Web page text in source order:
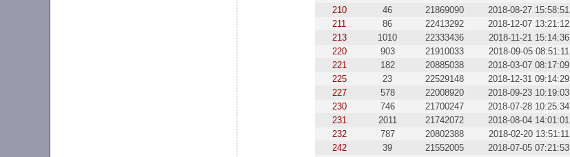
210
46 21869090 2018-08-27 15:58:51
211
86 22413292 2018-12-07 13:21:12
213
1010 22333436 2018-11-21 15:14:36
220
903 21910033 2018-09-05 08:51:11
221
182 20885038 2018-03-07 08:17:09
225
23 22529148 2018-12-31 09:14:29
227
578 22008920 2018-09-23 10:19:03
230
746 21700247 2018-07-28 10:25:34
231
2011 21742072 2018-08-04 14:01:01
232
787 20802388 2018-02-20 13:51:11
242
39 21552005 2018-07-05 07:21:53